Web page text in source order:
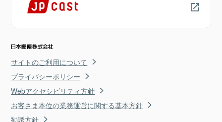
サイトのご利用について
プライバシーポリシー
Webアクセシビリティ方針
お客さま本位の業務運営に関する基本方針
勧誘方針